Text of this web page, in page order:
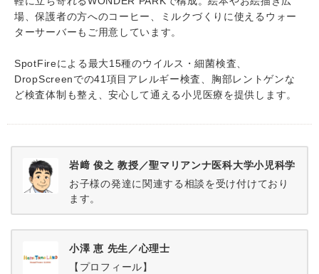
場、保護者の方へのコーヒー、ミルクづくりに使えるウォー
ターサーバーもご用意しています。
SpotFireによる最大15種のウイルス・細菌検査、
DropScreenでの41項目アレルギー検査、胸部レントゲンな
ど検査体制も整え、安心して通える小児医療を提供します。
岩﨑 俊之 教授／聖マリアンナ医科大学小児科学
お子様の発達に関連する相談を受け付けており
ます。
小澤 恵 先生／心理士
【プロフィール】